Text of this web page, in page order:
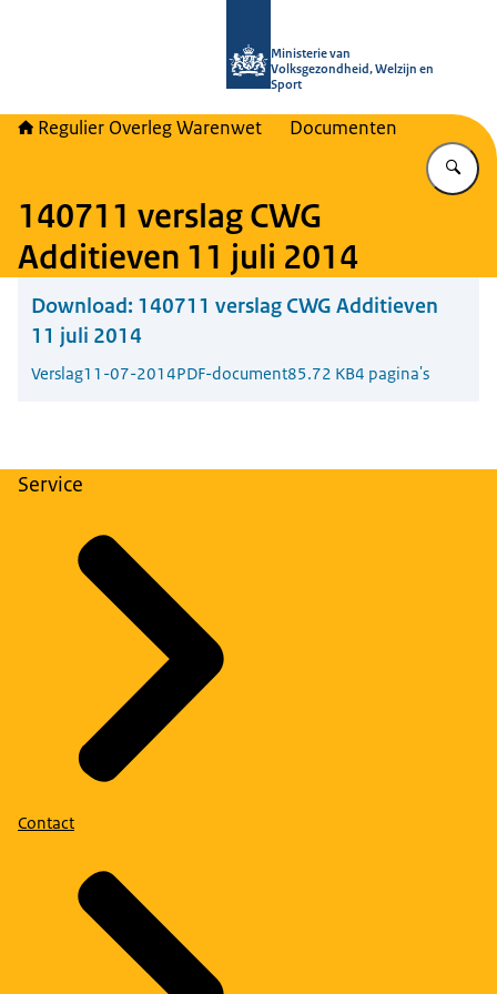
Ministerie van
Volksgezondheid, Welzijn en
Sport
Regulier Overleg Warenwet Documenten
140711 verslag CWG
Additieven 11 juli 2014
Download: 140711 verslag CWG Additieven
11 juli 2014
Verslag11-07-2014PDF-document85.72 KB4 pagina's
Service
Contact